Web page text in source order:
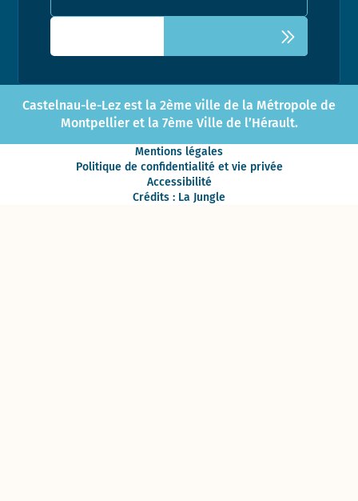
Castelnau-le-Lez est la 2ème ville de la Métropole de
Montpellier et la 7ème Ville de l’Hérault.
Mentions légales
Politique de confidentialité et vie privée
Accessibilité
Crédits : La Jungle